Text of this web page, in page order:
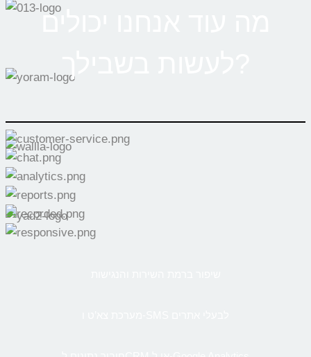
מה עוד אנחנו יכולים